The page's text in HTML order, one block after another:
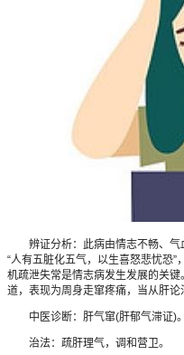
辨证分析：此病由情志不畅、气
“人有五脏化五气，以生喜怒悲忧恐
机疏泄失常是情志病发生发展的关
道，表现为周身走窜疼痛，当从肝论
中医诊断：肝气窜(肝郁气滞证)。
治法：疏肝理气，调和营卫。